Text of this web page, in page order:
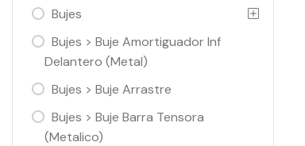
Bujes
Bujes > Buje Amortiguador Inf
Delantero (Metal)
Bujes > Buje Arrastre
Bujes > Buje Barra Tensora
(Metalico)